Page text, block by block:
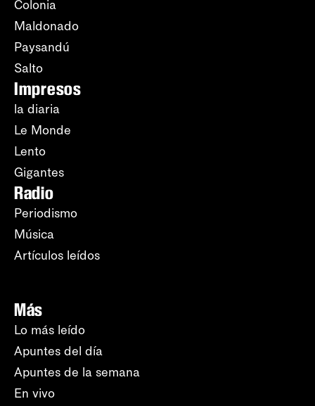
Colonia
Maldonado
Paysandú
Salto
Impresos
la diaria
Le Monde
Lento
Gigantes
Radio
Periodismo
Música
Artículos leídos
Más
Lo más leído
Apuntes del día
Apuntes de la semana
En vivo